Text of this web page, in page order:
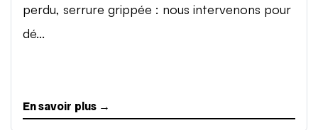
perdu, serrure grippée : nous intervenons pour
dé...
En savoir plus →